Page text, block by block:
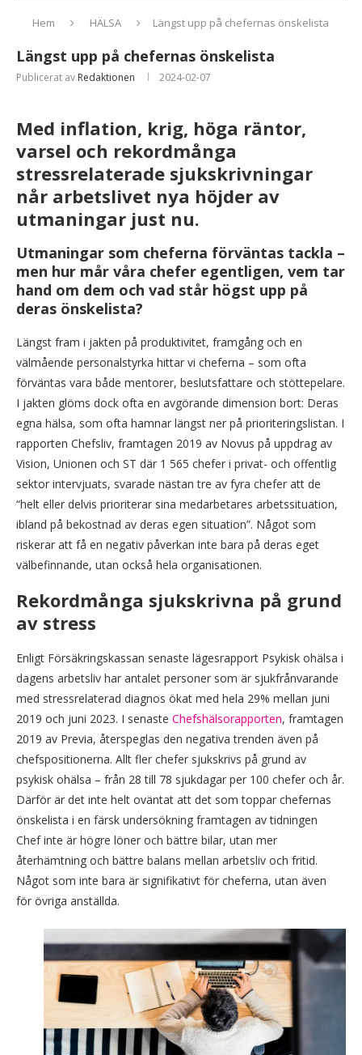
Hem HÄLSA Längst upp på chefernas önskelista
Längst upp på chefernas önskelista
Publicerat av Redaktionen 2024-02-07
Med inflation, krig, höga räntor,
varsel och rekordmånga
stressrelaterade sjukskrivningar
når arbetslivet nya höjder av
utmaningar just nu.
Utmaningar som cheferna förväntas tackla –
men hur mår våra chefer egentligen, vem tar
hand om dem och vad står högst upp på
deras önskelista?
Längst fram i jakten på produktivitet, framgång och en
välmående personalstyrka hittar vi cheferna – som ofta
förväntas vara både mentorer, beslutsfattare och stöttepelare.
I jakten glöms dock ofta en avgörande dimension bort: Deras
egna hälsa, som ofta hamnar längst ner på prioriteringslistan. I
rapporten Chefsliv, framtagen 2019 av Novus på uppdrag av
Vision, Unionen och ST där 1 565 chefer i privat- och offentlig
sektor intervjuats, svarade nästan tre av fyra chefer att de
“helt eller delvis prioriterar sina medarbetares arbetssituation,
ibland på bekostnad av deras egen situation”. Något som
riskerar att få en negativ påverkan inte bara på deras eget
välbefinnande, utan också hela organisationen.
Rekordmånga sjukskrivna på grund
av stress
Enligt Försäkringskassan senaste lägesrapport Psykisk ohälsa i
dagens arbetsliv har antalet personer som är sjukfrånvarande
med stressrelaterad diagnos ökat med hela 29% mellan juni
2019 och juni 2023. I senaste Chefshälsorapporten, framtagen
2019 av Previa, återspeglas den negativa trenden även på
chefspositionerna. Allt fler chefer sjukskrivs på grund av
psykisk ohälsa – från 28 till 78 sjukdagar per 100 chefer och år.
Därför är det inte helt oväntat att det som toppar chefernas
önskelista i en färsk undersökning framtagen av tidningen
Chef inte är högre löner och bättre bilar, utan mer
återhämtning och bättre balans mellan arbetsliv och fritid.
Något som inte bara är signifikativt för cheferna, utan även
för övriga anställda.